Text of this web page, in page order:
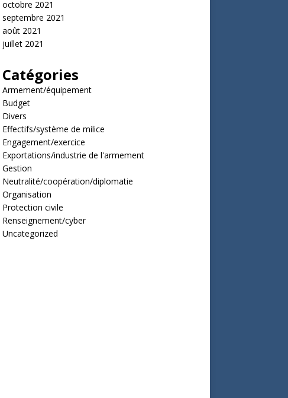
octobre 2021
septembre 2021
août 2021
juillet 2021
Catégories
Armement/équipement
Budget
Divers
Effectifs/système de milice
Engagement/exercice
Exportations/industrie de l'armement
Gestion
Neutralité/coopération/diplomatie
Organisation
Protection civile
Renseignement/cyber
Uncategorized